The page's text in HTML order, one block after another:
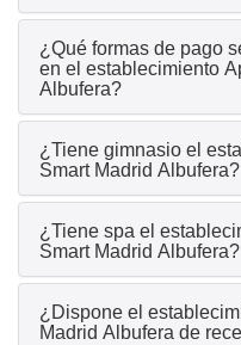
¿Qué formas de pago
en el establecimiento
Albufera?
¿Tiene gimnasio el
Smart Madrid Albufera?
¿Tiene spa el
Smart Madrid Albufera?
¿Dispone el
Madrid Albufera de